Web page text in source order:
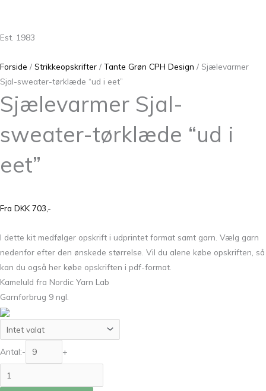
Est. 1983
Forside / Strikkeopskrifter / Tante Grøn CPH Design / Sjælevarmer
Sjal-sweater-tørklæde “ud i eet”
Sjælevarmer Sjal-
sweater-tørklæde “ud i
eet”
Fra DKK 703,-
I dette kit medfølger opskrift i udprintet format samt garn. Vælg garn
nedenfor efter den ønskede størrelse. Vil du alene købe opskriften, så
kan du også her købe opskriften i pdf-format.
Kameluld fra Nordic Yarn Lab
Garnforbrug 9 ngl.
Antal:- +